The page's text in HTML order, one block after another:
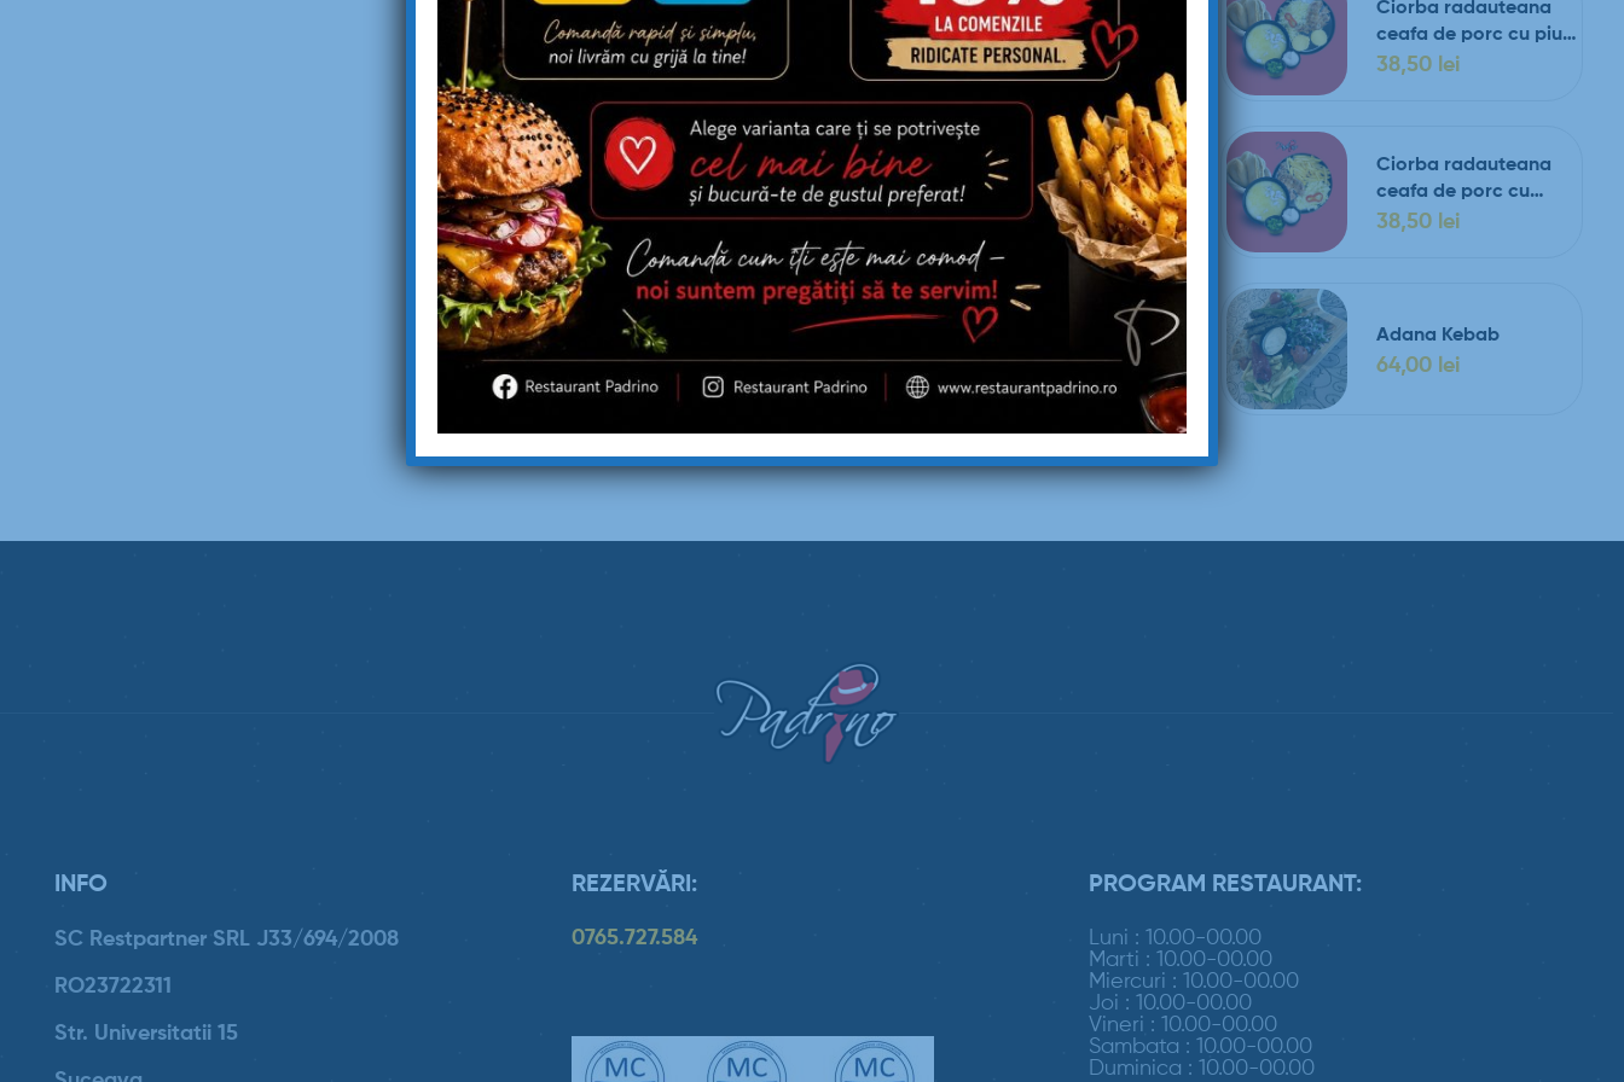
Ciorba radauteana
ceafa de porc cu piure
de cartofi si salata de
38,50 lei
Ciorba radauteana
ceafa de porc cu
cartofi prajiti si salata
38,50 lei
Adana Kebab
64,00 lei
INFO
SC Restpartner SRL J33/694/2008
RO23722311
Str. Universitatii 15
REZERVĂRI:
0765.727.584
PROGRAM RESTAURANT:
Luni : 10.00-00.00
Marti : 10.00-00.00
Miercuri : 10.00-00.00
Joi : 10.00-00.00
Vineri : 10.00-00.00
Sambata : 10.00-00.00
Duminica : 10.00-00.00